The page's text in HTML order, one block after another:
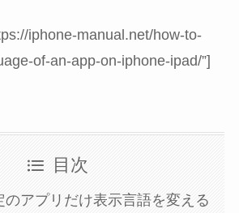
iphone-manual.net/how-to-
of-an-app-on-iphone-ipad/”]
目次
のアプリだけ表示言語を変える